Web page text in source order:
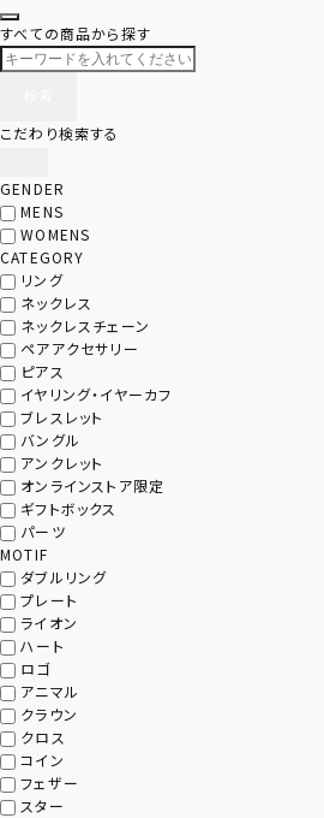
すべての商品から探す
こだわり検索する
GENDER
MENS
WOMENS
CATEGORY
リング
ネックレス
ネックレスチェーン
ペアアクセサリー
ピアス
イヤリング・イヤーカフ
ブレスレット
バングル
アンクレット
オンラインストア限定
ギフトボックス
パーツ
MOTIF
ダブルリング
プレート
ライオン
ハート
ロゴ
アニマル
クラウン
クロス
コイン
フェザー
スター